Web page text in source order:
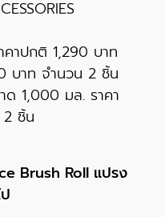
าปกติ 1,290 บาท
บาท จำนวน 2 ชิ้น
ด 1,000 มล. ราคา
ชิ้น
Brush Roll แปรง